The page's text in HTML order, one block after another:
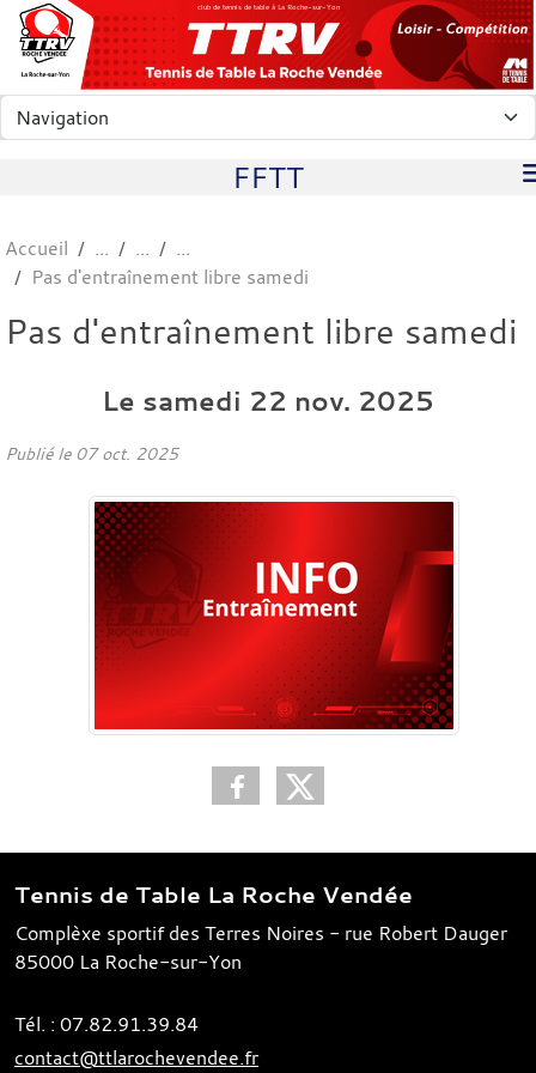
club de tennis de table à La Roche-sur-Yon
FFTT
Accueil
Pas d'entraînement libre samedi
Pas d'entraînement libre samedi
Le samedi 22 nov. 2025
Publié le 07 oct. 2025
Tennis de Table La Roche Vendée
Complèxe sportif des Terres Noires - rue Robert Dauger
85000 La Roche-sur-Yon
Tél. : 07.82.91.39.84
contact@ttlarochevendee.fr
Panneau de gestion des cookies